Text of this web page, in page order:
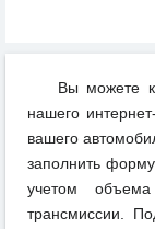
Вы можете
нашего
вашего
заполнить
учетом
трансмиссии.